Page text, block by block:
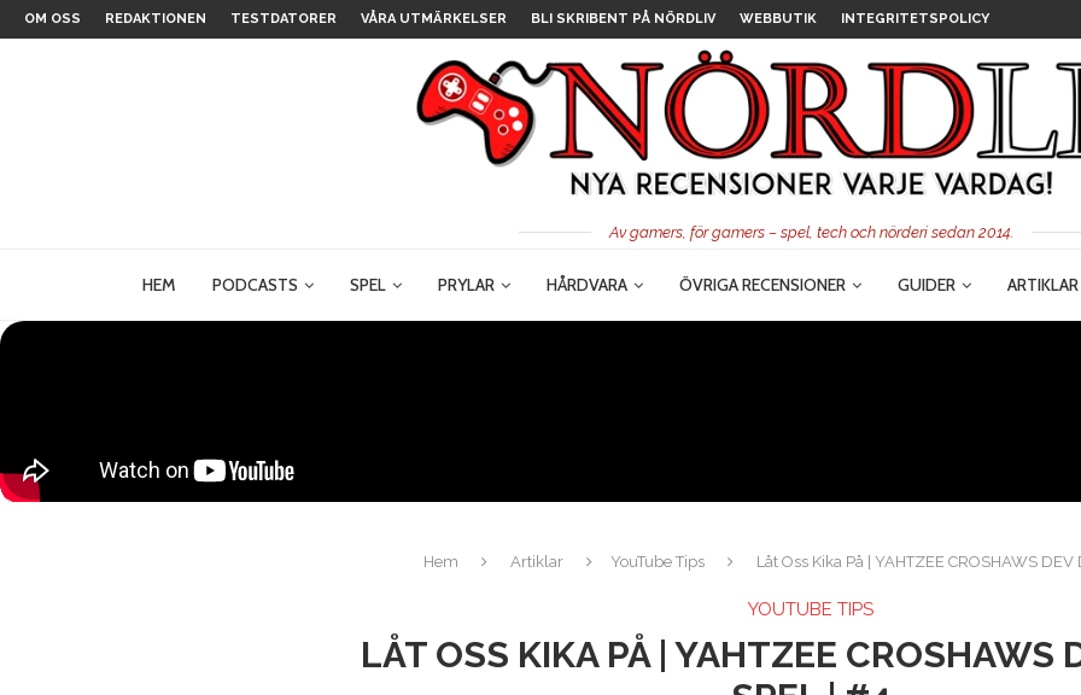
OM OSS REDAKTIONEN TESTDATORER VÅRA UTMÄRKELSER BLI SKRIBENT PÅ NÖRDLIV WEBBUTIK INTEGRITETSPOLICY
Av gamers, för gamers – spel, tech och nörderi sedan 2014.
HEM PODCASTS SPEL PRYLAR HÅRDVARA ÖVRIGA RECENSIONER GUIDER ARTIKLAR
Hem Artiklar YouTube Tips Låt Oss Kika På | YAHTZEE CROSHAWS
YOUTUBE TIPS
LÅT OSS KIKA PÅ | YAHTZEE CROSHAWS